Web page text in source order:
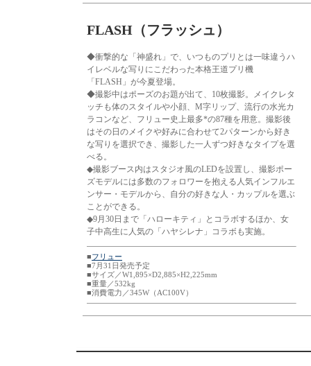
FLASH（フラッシュ）
◆衝撃的な「神盛れ」で、いつものプリとは一味違うハ
イレベルな写りにこだわった本格王道プリ機
「FLASH」が今夏登場。
◆撮影中はポーズのお題が出て、10枚撮影。メイクレタ
ッチも体のスタイルや小顔、M字リップ、流行の水光カ
ラコンなど、フリュー史上最多*の87種を用意。撮影後
はその日のメイクや好みに合わせて2パターンから好き
な写りを選択でき、撮影した一人ずつ好きなタイプを選
べる。
◆撮影ブース内はスタジオ風のLEDを設置し、撮影ポー
ズモデルには多数のフォロワーを抱える人気インフルエ
ンサー・モデルから、自分の好きな人・カップルを選ぶ
ことができる。
◆9月30日まで「ハローキティ」とコラボするほか、女
子中高生に人気の「ハヤシレナ」コラボも実施。
■フリュー
■7月31日発売予定
■サイズ／W1,895×D2,885×H2,225mm
■重量／532kg
■消費電力／345W（AC100V）